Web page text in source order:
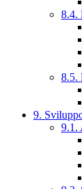
8.4.
8.5.
9.
9.1.